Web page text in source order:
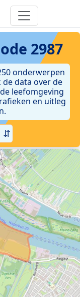
2987
onderwerpen
data over de
leefomgeving
en uitleg
⇵